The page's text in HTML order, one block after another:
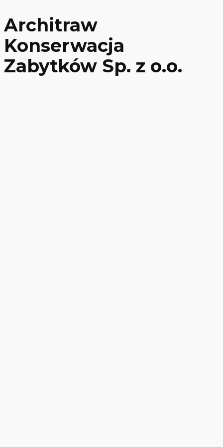
Architraw
Konserwacja
Zabytków Sp. z o.o.